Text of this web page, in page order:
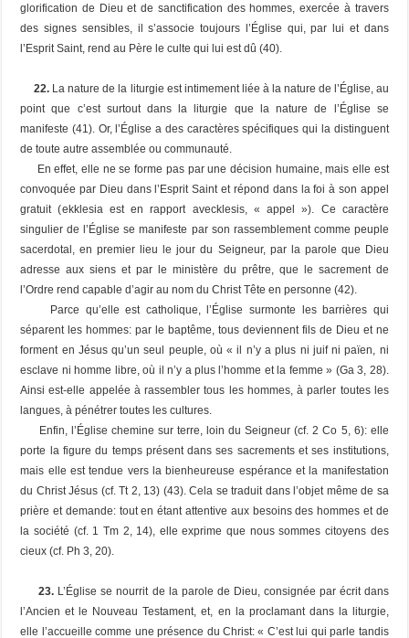
glorification de Dieu et de sanctification des hommes, exercée à travers
des signes sensibles, il s’associe toujours l’Église qui, par lui et dans
l’Esprit Saint, rend au Père le culte qui lui est dû (40).
22. La nature de la liturgie est intimement liée à la nature de l’Église, au
point que c’est surtout dans la liturgie que la nature de l’Église se
manifeste (41). Or, l’Église a des caractères spécifiques qui la distinguent
de toute autre assemblée ou communauté.
En effet, elle ne se forme pas par une décision humaine, mais elle est
convoquée par Dieu dans l’Esprit Saint et répond dans la foi à son appel
gratuit (ekklesia est en rapport avecklesis, « appel »). Ce caractère
singulier de l’Église se manifeste par son rassemblement comme peuple
sacerdotal, en premier lieu le jour du Seigneur, par la parole que Dieu
adresse aux siens et par le ministère du prêtre, que le sacrement de
l’Ordre rend capable d’agir au nom du Christ Tête en personne (42).
Parce qu’elle est catholique , l’Église surmonte les barrières qui
séparent les hommes: par le baptême, tous deviennent fils de Dieu et ne
forment en Jésus qu’un seul peuple, où « il n’y a plus ni juif ni païen, ni
esclave ni homme libre, où il n’y a plus l’homme et la femme » (Ga 3, 28).
Ainsi est-elle appelée à rassembler tous les hommes, à parler toutes les
langues, à pénétrer toutes les cultures.
Enfin, l’Église chemine sur terre, loin du Seigneur (cf. 2 Co 5, 6): elle
porte la figure du temps présent dans ses sacrements et ses institutions,
mais elle est tendue vers la bienheureuse espérance et la manifestation
du Christ Jésus (cf. Tt 2, 13) (43). Cela se traduit dans l’objet même de sa
prière et demande: tout en étant attentive aux besoins des hommes et de
la société (cf. 1 Tm 2, 14), elle exprime que nous sommes citoyens des
cieux (cf. Ph 3, 20).
23. L’Église se nourrit de la parole de Dieu, consignée par écrit dans
l’Ancien et le Nouveau Testament, et, en la proclamant dans la liturgie,
elle l’accueille comme une présence du Christ: « C’est lui qui parle tandis